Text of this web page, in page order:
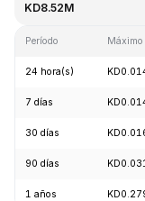
KD8.52M
Período Máximo
24 hora(s)
7 días
30 días
90 días
1 años